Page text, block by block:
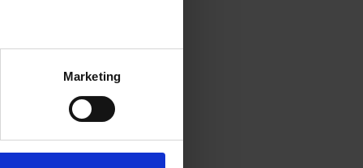
metro,Marketing